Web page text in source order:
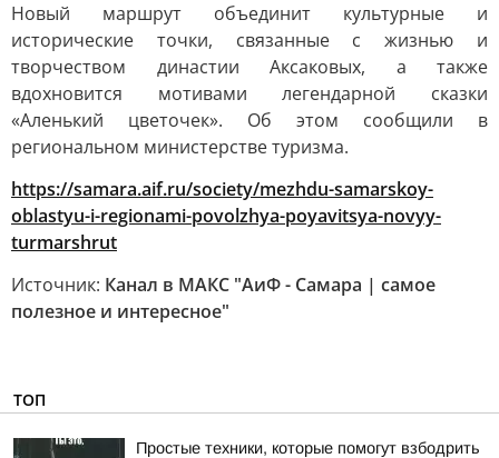
Новый маршрут объединит культурные и
исторические точки, связанные с жизнью и
творчеством династии Аксаковых, а также
вдохновится мотивами легендарной сказки
«Аленький цветочек». Об этом сообщили в
региональном министерстве туризма.
https://samara.aif.ru/society/mezhdu-samarskoy-
oblastyu-i-regionami-povolzhya-poyavitsya-novyy-
turmarshrut
Источник: Канал в МАКС "АиФ - Самара | самое
полезное и интересное"
ТОП
Простые техники, которые помогут взбодрить